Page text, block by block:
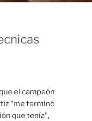
el campeón
“me terminó
que tenía”,